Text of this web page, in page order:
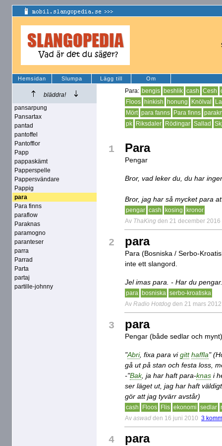
Hemsidan Slumpa Lägg till Om
bläddra!
pansarpung
Pansartax
pantad
pantoffel
Pantofflor
Papp
pappaskämt
Papperspelle
Pappersvändare
Pappig
para
Para finns
paraflow
Paraknas
paramogno
paranteser
parra
Parrad
Parta
partaj
partille-johnny
Para: bengis beshlik cash Cesh
Floos
hinkish honung Knölval
Mört para fanns Para finns
pk
Riksdaler Rödingar Sallad
1 Para
Pengar
Bror, vad leker du, du har
Bror, jag har så mycket para
pengar cash kosing
kronor
Av ThaKing den 21 december 2016
2 para
Para (Bosniska / Serbo-
inte ett slangord.
Jel imas para. - Har du pengar.
para bosniska serbo-kroatiska
Av Radio Hotdog den 21 mars 2012
3 para
Pengar (både sedlar och
"Abri, fixa para vigitt haffla"
gå ut på stan och festa loss,
-"Bak, ja har haft para-knas i
ser läget ut, jag har haft
gör att jag tyvärr avstår)
cash Floos Flis ekonomi sedlar
Av aswad den 16 juni 2010 3
4 para